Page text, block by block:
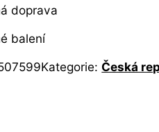
doprava
balení
Kategorie: Česká